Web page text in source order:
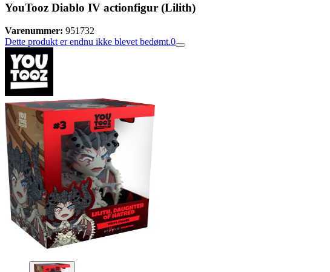
YouTooz Diablo IV actionfigur (Lilith)
Varenummer: 951732
Dette produkt er endnu ikke blevet bedømt.0